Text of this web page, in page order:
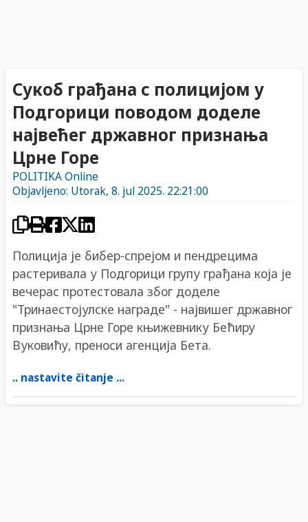
Сукоб грађана с полицијом у
Подгорици поводом доделе
највећег државног признања
Црне Горе
POLITIKA Online
Objavljeno: Utorak, 8. jul 2025. 22:21:00
Полиција је бибер-спрејом и пендрецима
растеривала у Подгорици групу грађана која је
вечерас протестовала због доделе
"Тринаестојулске награде" - највишег државног
признања Црне Горе књижевнику Бећиру
Вуковићу, преноси агенција Бета.
.. nastavite čitanje ...